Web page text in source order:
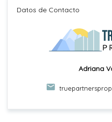
Datos de Contacto
Adriana